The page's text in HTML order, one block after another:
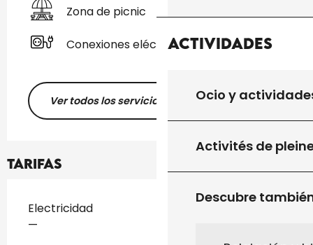
Actividades
Ocio y
Activités de
Descubre
Zona de picnic
Conexiones eléctricas
Ver todos los servicios
Tarifas
Tarifas 2026
Electricidad
—